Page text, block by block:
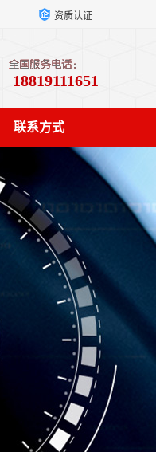
资质认证
18819111651
联系方式